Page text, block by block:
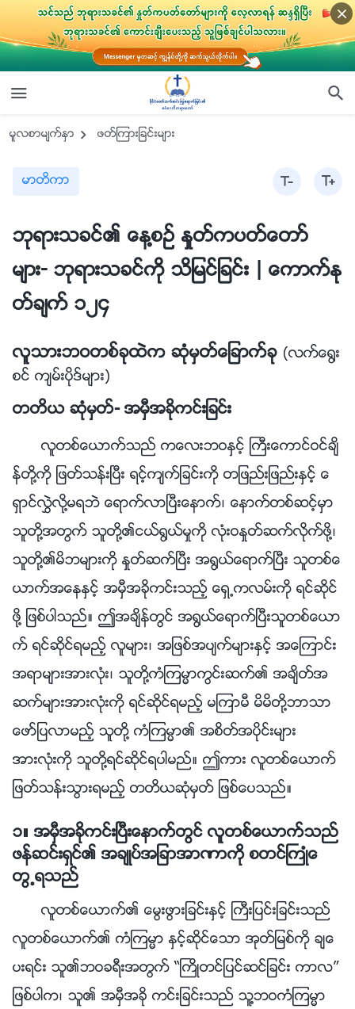
မူလစာမ်က္ႏွာ ဖတ္ၾကားျခင္းမ်ား
မာတိကာ
ဘုရားသခင္၏ ေန႔စဥ္ ႏႈတ္ကပတ္ေတာ္
မ်ား- ဘုရားသခင္ကို သိျမင္ျခင္း | ေကာက္ႏု
တ္ခ်က္ ၁၂၄
လူသားဘဝတစ္ခုထဲက ဆုံမွတ္ေျခာက္ခု (လက္ေ႐ြး
စင္ က်မ္းပိုဒ္မ်ား)
တတိယ ဆုံမွတ္- အမွီအခိုကင္းျခင္း
လူတစ္ေယာက္သည္ ကေလးဘဝႏွင့္ ႀကီးေကာင္ဝင္ခ်ိ
န္တို႔ကို ျဖတ္သန္းၿပီး ရင့္က်က္ျခင္းကို တျဖည္းျဖည္းႏွင့္ ေ
ရွာင္လႊဲလို႔မရဘဲ ေရာက္လာၿပီးေနာက္၊ ေနာက္တစ္ဆင့္မွာ
သူတို႔အတြက္ သူတို႔၏ငယ္႐ြယ္မႈကို လုံးဝႏႈတ္ဆက္လိုက္ဖို႔၊
သူတို႔၏မိဘမ်ားကို ႏႈတ္ဆက္ၿပီး အ႐ြယ္ေရာက္ၿပီး သူတစ္ေ
ယာက္အေနႏွင့္ အမွီအခိုကင္းသည့္ ေရွ႕ကလမ္းကို ရင္ဆိုင္
ဖို႔ ျဖစ္ပါသည္။ ဤအခ်ိန္တြင္ အ႐ြယ္ေရာက္ၿပီးသူတစ္ေယာ
က္ ရင္ဆိုင္ရမည့္ လူမ်ား၊ အျဖစ္အပ်က္မ်ားႏွင့္ အေၾကာင္း
အရာမ်ားအားလုံး၊ သူတို႔ကံၾကမၼာကြင္းဆက္၏ အခ်ိတ္အ
ဆက္မ်ားအားလုံးကို ရင္ဆိုင္ရမည့္ မၾကာမီ မိမိတို႔ဘာသာ
ေဖာ္ျပလာမည့္ သူတို႔ ကံၾကမၼာ၏ အစိတ္အပိုင္းမ်ား
အားလုံးကို သူတို႔ရင္ဆိုင္ရပါမည္။ ဤကား လူတစ္ေယာက္
ျဖတ္သန္းသြားရမည့္ တတိယဆုံမွတ္ ျဖစ္ေပသည္။
၁။ အမွီအခိုကင္းၿပီးေနာက္တြင္ လူတစ္ေယာက္သည္
ဖန္ဆင္းရွင္၏ အခ်ဳပ္အျခာအာဏာကို စတင္ႀကဳံေ
တြ႕ရသည္
လူတစ္ေယာက္၏ ေမြးဖြားျခင္းႏွင့္ ႀကီးျပင္းျခင္းသည္
လူတစ္ေယာက္၏ ကံၾကမၼာ ႏွင့္ဆိုင္ေသာ အုတ္ျမစ္ကို ခ်ေ
ပးရင္း သူ၏ဘဝခရီးအတြက္ “ႀကိဳတင္ျပင္ဆင္ျခင္း ကာလ”
ျဖစ္ပါက၊ သူ၏ အမွီအခို ကင္းျခင္းသည္ သူ႔ဘဝကံၾကမၼာ